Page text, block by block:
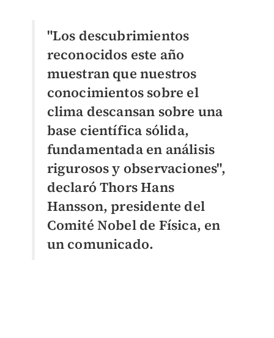
"Los descubrimientos
reconocidos este año
muestran que nuestros
conocimientos sobre el
clima descansan sobre una
base científica sólida,
fundamentada en análisis
rigurosos y observaciones",
declaró Thors Hans
Hansson, presidente del
Comité Nobel de Física, en
un comunicado.